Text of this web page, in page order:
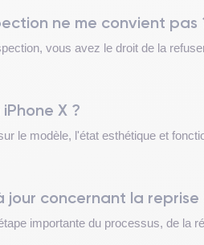
ne me convient pas
vous avez le droit de la
X ?
le modèle, l'état esthétique et
jour concernant la reprise
importante du processus, de la